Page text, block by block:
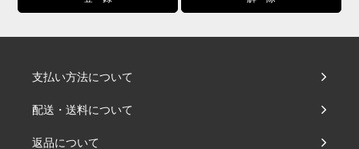
支払い方法について
配送・送料について
返品について